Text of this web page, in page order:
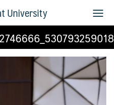
University